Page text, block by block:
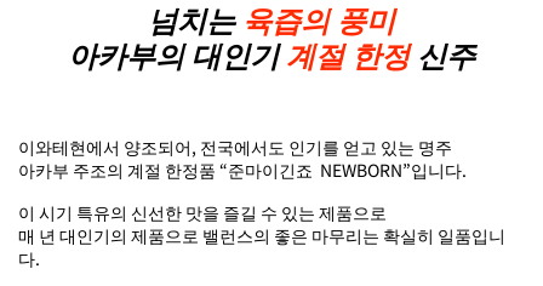
넘치는 육즙의 풍미
아카부의 대인기계절 한정신주
이와테현에서 양조되어, 전국에서도 인기를 얻고 있는 명주
아카부 주조의 계절 한정품 “준마이긴죠 NEWBORN”입니다.
이 시기 특유의 신선한 맛을 즐길 수 있는 제품으로
매 년 대인기의 제품으로 밸런스의 좋은 마무리는 확실히 일품입니
다.